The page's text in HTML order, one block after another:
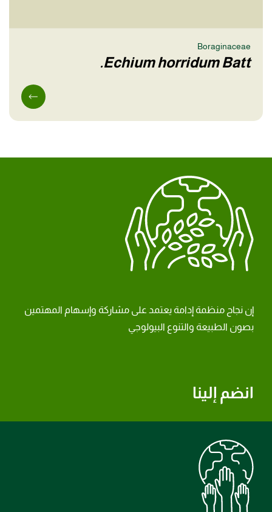
Boraginaceae
Echium horridum Batt.
انضم إلينا
إن نجاح منظمة إدامة يعتمد على مشاركة وإسهام المهتمين
بصون الطبيعة والتنوع البيولوجي